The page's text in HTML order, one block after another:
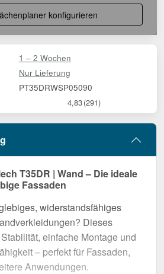
konfigurieren
1 – 2 Wochen
Nur Lieferung
PT35DRWSP05090
4,83(291)
T35DR | Wand – Die ideale
Fassaden
widerstandsfähiges
Dieses
einfache Montage und
– perfekt für Fassaden,
Anwendungen.